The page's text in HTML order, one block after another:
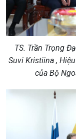
TS. Trần Trọng
Suvi Kristiina ,
của Bộ